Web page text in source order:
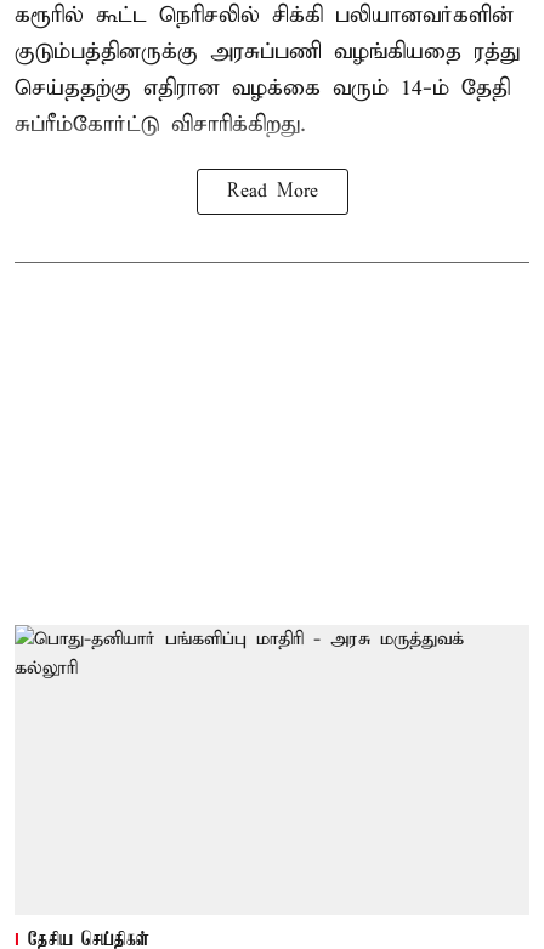
கரூரில் கூட்ட நெரிசலில் சிக்கி பலியானவர்களின்
குடும்பத்தினருக்கு அரசுப்பணி வழங்கியதை ரத்து
செய்ததற்கு எதிரான வழக்கை வரும் 14-ம் தேதி
சுப்ரீம்கோர்ட்டு விசாரிக்கிறது.
Read More
தேசிய செய்திகள்